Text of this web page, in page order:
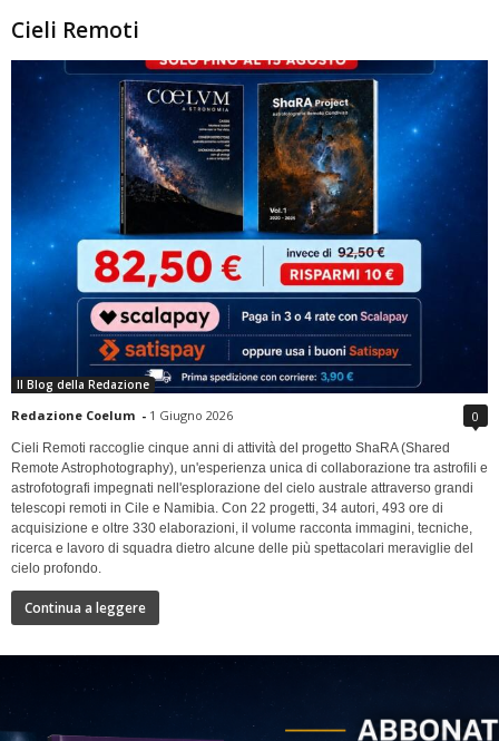
Cieli Remoti
Il Blog della Redazione
Redazione Coelum - 1 Giugno 2026 0
Cieli Remoti raccoglie cinque anni di attività del progetto ShaRA (Shared
Remote Astrophotography), un'esperienza unica di collaborazione tra astrofili e
astrofotografi impegnati nell'esplorazione del cielo australe attraverso grandi
telescopi remoti in Cile e Namibia. Con 22 progetti, 34 autori, 493 ore di
acquisizione e oltre 330 elaborazioni, il volume racconta immagini, tecniche,
ricerca e lavoro di squadra dietro alcune delle più spettacolari meraviglie del
cielo profondo.
Continua a leggere